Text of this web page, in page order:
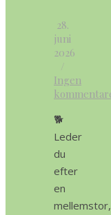
28.
juni
2026
/
Ingen
🐕
Leder
du
efter
en
mellemstor,